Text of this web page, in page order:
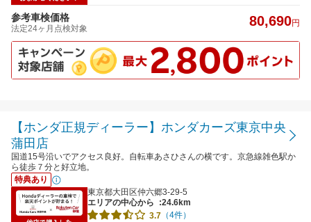
参考車検価格
法定24ヶ月点検対象 80,690円
【ホンダ正規ディーラー】ホンダカーズ東京中央
蒲田店
国道15号沿いでアクセス良好。自転車あさひさんの横です。京急線雑色駅か
ら徒歩７分と好立地。
特典あり
東京都大田区仲六郷3-29-5
エリアの中心から
:24.6km
3.7 （4件）